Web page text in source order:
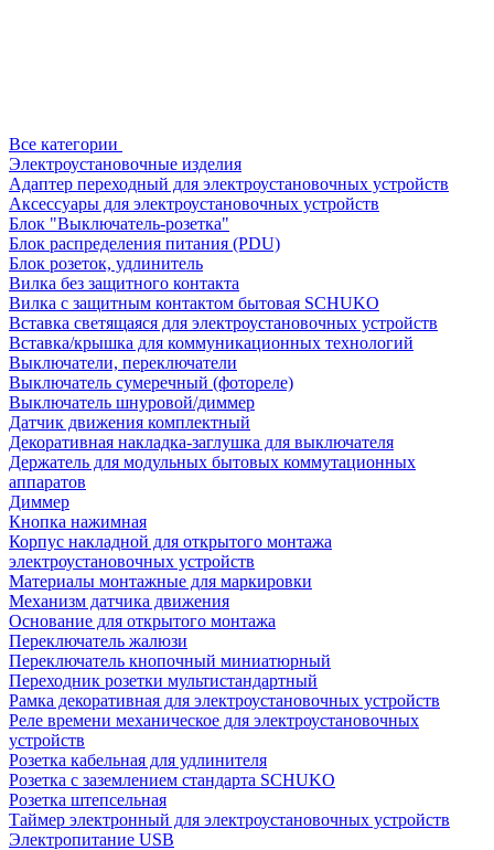
Все категории
Электроустановочные изделия
Адаптер переходный для электроустановочных устройств
Аксессуары для электроустановочных устройств
Блок "Выключатель-розетка"
Блок распределения питания (PDU)
Блок розеток, удлинитель
Вилка без защитного контакта
Вилка с защитным контактом бытовая SCHUKO
Вставка светящаяся для электроустановочных устройств
Вставка/крышка для коммуникационных технологий
Выключатели, переключатели
Выключатель сумеречный (фотореле)
Выключатель шнуровой/диммер
Датчик движения комплектный
Декоративная накладка-заглушка для выключателя
Держатель для модульных бытовых коммутационных
аппаратов
Диммер
Кнопка нажимная
Корпус накладной для открытого монтажа
электроустановочных устройств
Материалы монтажные для маркировки
Механизм датчика движения
Основание для открытого монтажа
Переключатель жалюзи
Переключатель кнопочный миниатюрный
Переходник розетки мультистандартный
Рамка декоративная для электроустановочных устройств
Реле времени механическое для электроустановочных
устройств
Розетка кабельная для удлинителя
Розетка с заземлением стандарта SCHUKO
Розетка штепсельная
Таймер электронный для электроустановочных устройств
Электропитание USB